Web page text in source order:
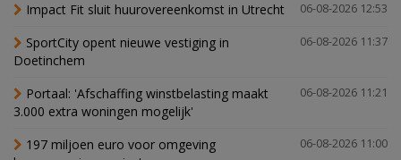
06-08-2026 12:53
Impact Fit sluit huurovereenkomst in Utrecht
06-08-2026 11:37
SportCity opent nieuwe vestiging in
Doetinchem
06-08-2026 11:21
Portaal: 'Afschaffing winstbelasting maakt
3.000 extra woningen mogelijk'
06-08-2026 11:00
197 miljoen euro voor omgeving